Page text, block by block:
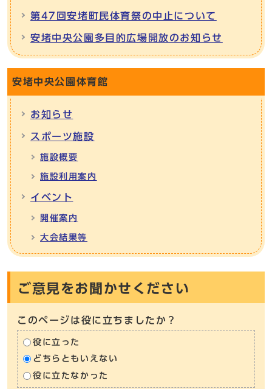
第47回安堵町民体育祭の中止について
安堵中央公園多目的広場開放のお知らせ
安堵中央公園体育館
お知らせ
スポーツ施設
施設概要
施設利用案内
イベント
開催案内
大会結果等
ご意見をお聞かせください
このページは役に立ちましたか？
役に立った
どちらともいえない
役に立たなかった